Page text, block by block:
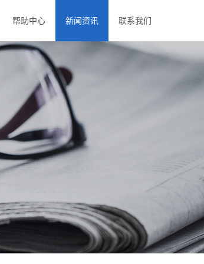
帮助中心 新闻资讯 联系我们